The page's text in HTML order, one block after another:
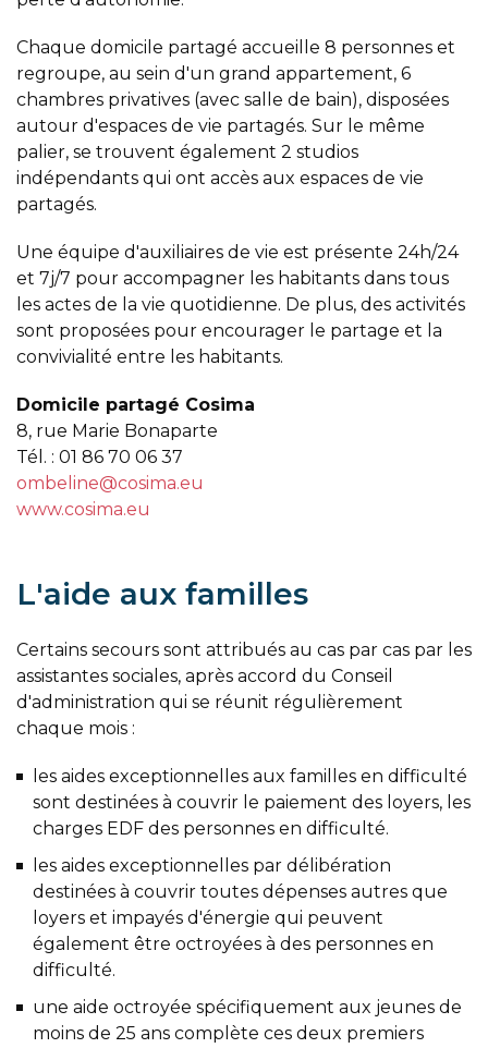
Chaque domicile partagé accueille 8 personnes et
regroupe, au sein d'un grand appartement, 6
chambres privatives (avec salle de bain), disposées
autour d'espaces de vie partagés. Sur le même
palier, se trouvent également 2 studios
indépendants qui ont accès aux espaces de vie
partagés.
Une équipe d'auxiliaires de vie est présente 24h/24
et 7j/7 pour accompagner les habitants dans tous
les actes de la vie quotidienne. De plus, des activités
sont proposées pour encourager le partage et la
convivialité entre les habitants.
Domicile partagé Cosima
8, rue Marie Bonaparte
Tél. : 01 86 70 06 37
ombeline@cosima.eu
www.cosima.eu
L'aide aux familles
Certains secours sont attribués au cas par cas par les
assistantes sociales, après accord du Conseil
d'administration qui se réunit régulièrement
chaque mois :
les aides exceptionnelles aux familles en difficulté
sont destinées à couvrir le paiement des loyers, les
charges EDF des personnes en difficulté.
les aides exceptionnelles par délibération
destinées à couvrir toutes dépenses autres que
loyers et impayés d'énergie qui peuvent
également être octroyées à des personnes en
difficulté.
une aide octroyée spécifiquement aux jeunes de
moins de 25 ans complète ces deux premiers